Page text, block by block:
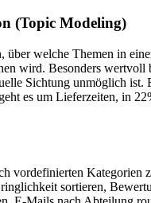
(Topic Modeling)
über welche Themen in
wird. Besonders wertvoll
Sichtung unmöglich ist.
es um Lieferzeiten, in
vordefinierten Kategorien
sortieren,